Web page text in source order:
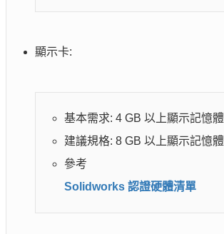
顯示卡:
基本需求: 4 GB 以上顯示記憶體
建議規格: 8 GB 以上顯示記憶體
參考
Solidworks 認證硬體清單